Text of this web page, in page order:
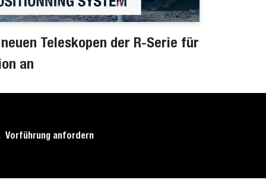
Teleskopen der R-Serie für
an
Vorführung anfordern